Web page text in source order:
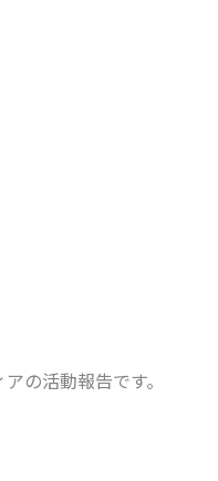
の活動報告です。